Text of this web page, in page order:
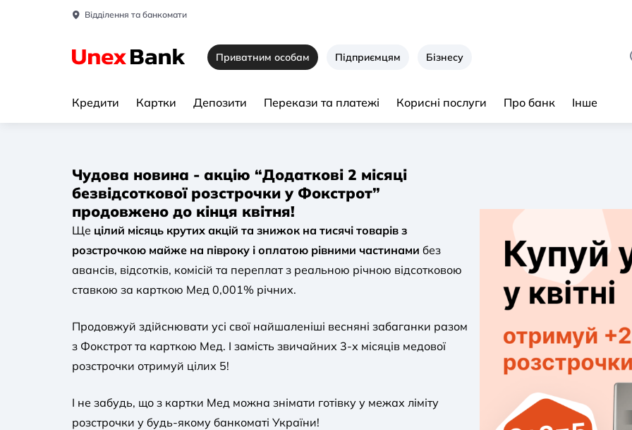
Відділення та банкомати
Приватним особам Підприємцям Бізнесу
Кредити Картки Депозити Перекази та платежі Корисні послуги Про банк Інше
Чудова новина - акцію “Додаткові 2 місяці
безвідсоткової розстрочки у Фокстрот”
продовжено до кінця квітня!
Ще цілий місяць крутих акцій та знижок на тисячі товарів з
розстрочкою майже на півроку і оплатою рівними частинами без
авансів, відсотків, комісій та переплат з реальною річною відсотковою
ставкою за карткою Мед 0,001% річних.
Продовжуй здійснювати усі свої найшаленіші весняні забаганки разом
з Фокстрот та карткою Мед. І замість звичайних 3-х місяців медової
розстрочки отримуй цілих 5!
І не забудь, що з картки Мед можна знімати готівку у межах ліміту
розстрочки у будь-якому банкоматі України!